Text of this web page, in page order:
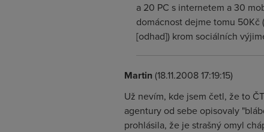
a 20 PC s internetem a 30
domácnost dejme tomu 50Kč
[odhad]) krom sociálních
Martin(18.11.2008 17:19:15)
Už nevím, kde jsem četl, že to
agentury od sebe opisovaly
prohlásila, že je strašný omyl